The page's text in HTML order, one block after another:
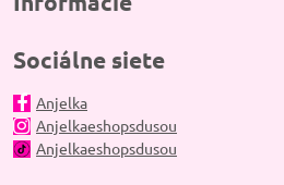
Sociálne siete
Anjelka
Anjelkaeshopsdusou
Anjelkaeshopsdusou